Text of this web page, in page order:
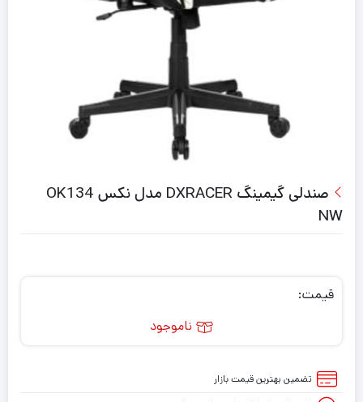
صندلی گیمینگ DXRACER مدل نکس OK134
NW
قیمت:
ناموجود
تضمین بهترین قیمت بازار